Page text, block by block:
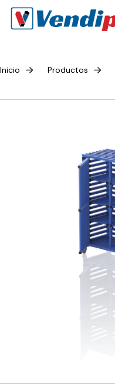
Inicio Productos